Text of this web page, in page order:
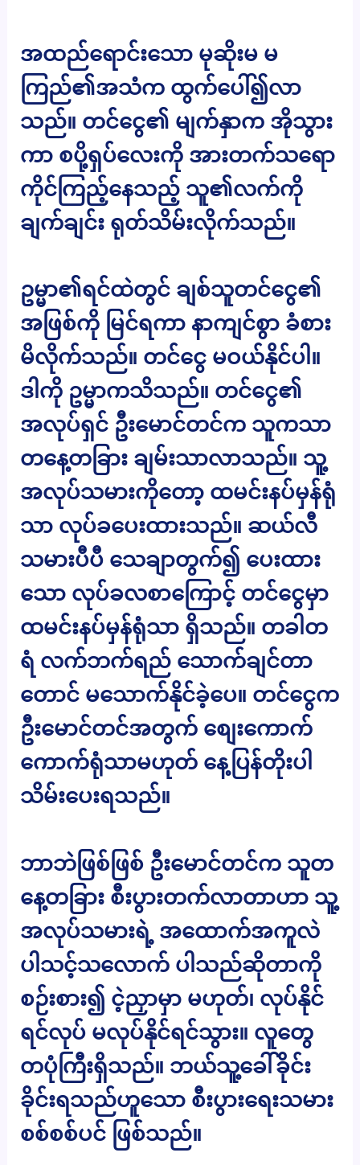
အထည်ရောင်းသော မုဆိုးမ မ
ကြည်၏အသံက ထွက်ပေါ်၍လာ
သည်။ တင်ငွေ၏ မျက်နှာက အိုသွား
ကာ စပို့ရှပ်လေးကို အားတက်သရော
ကိုင်ကြည့်နေသည့် သူ၏လက်ကို
ချက်ချင်း ရုတ်သိမ်းလိုက်သည်။
ဥမ္မာ၏ရင်ထဲတွင် ချစ်သူတင်ငွေ၏
အဖြစ်ကို မြင်ရကာ နာကျင်စွာ ခံစား
မိလိုက်သည်။ တင်ငွေ မဝယ်နိုင်ပါ။
ဒါကို ဥမ္မာကသိသည်။ တင်ငွေ၏
အလုပ်ရှင် ဦးမောင်တင်က သူကသာ
တနေ့တခြား ချမ်းသာလာသည်။ သူ့
အလုပ်သမားကိုတော့ ထမင်းနပ်မှန်ရုံ
သာ လုပ်ခပေးထားသည်။ ဆယ်လီ
သမားပီပီ သေချာတွက်၍ ပေးထား
သော လုပ်ခလစာကြောင့် တင်ငွေမှာ
ထမင်းနပ်မှန်ရုံသာ ရှိသည်။ တခါတ
ရံ လက်ဘက်ရည် သောက်ချင်တာ
တောင် မသောက်နိုင်ခဲ့ပေ။ တင်ငွေက
ဦးမောင်တင်အတွက် စျေးကောက်
ကောက်ရုံသာမဟုတ် နေ့ပြန်တိုးပါ
သိမ်းပေးရသည်။
ဘာဘဲဖြစ်ဖြစ် ဦးမောင်တင်က သူတ
နေ့တခြား စီးပွားတက်လာတာဟာ သူ့
အလုပ်သမားရဲ့ အထောက်အကူလဲ
ပါသင့်သလောက် ပါသည်ဆိုတာကို
စဉ်းစား၍ ငဲ့ညှာမှာ မဟုတ်၊ လုပ်နိုင်
ရင်လုပ် မလုပ်နိုင်ရင်သွား။ လူတွေ
တပုံကြီးရှိသည်။ ဘယ်သူ့ခေါ်ခိုင်း
ခိုင်းရသည်ဟူသော စီးပွားရေးသမား
စစ်စစ်ပင် ဖြစ်သည်။